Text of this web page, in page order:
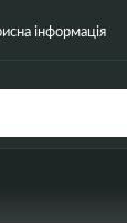
інформація